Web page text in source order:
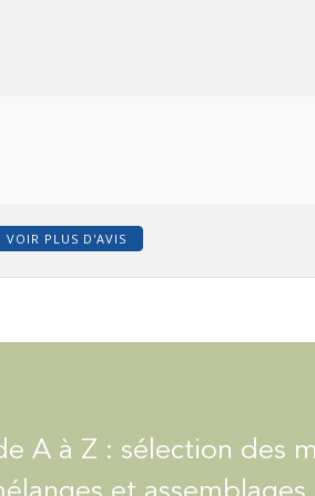
VOIR PLUS D'AVIS
A à Z : sélection des